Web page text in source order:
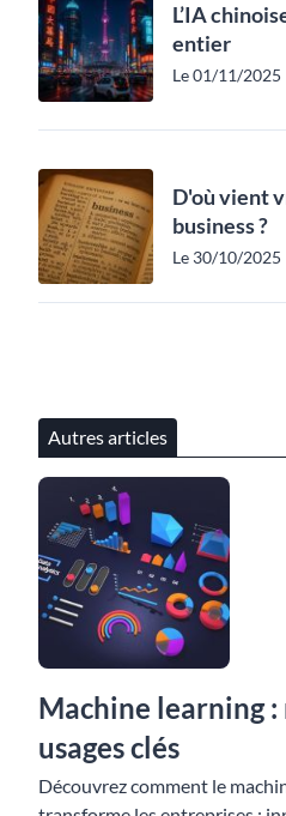
L’IA
entier
Le 01/11/2025
D'où vient
business ?
Le 30/10/2025
Autres articles
Machine learning
usages clés
Découvrez comment le